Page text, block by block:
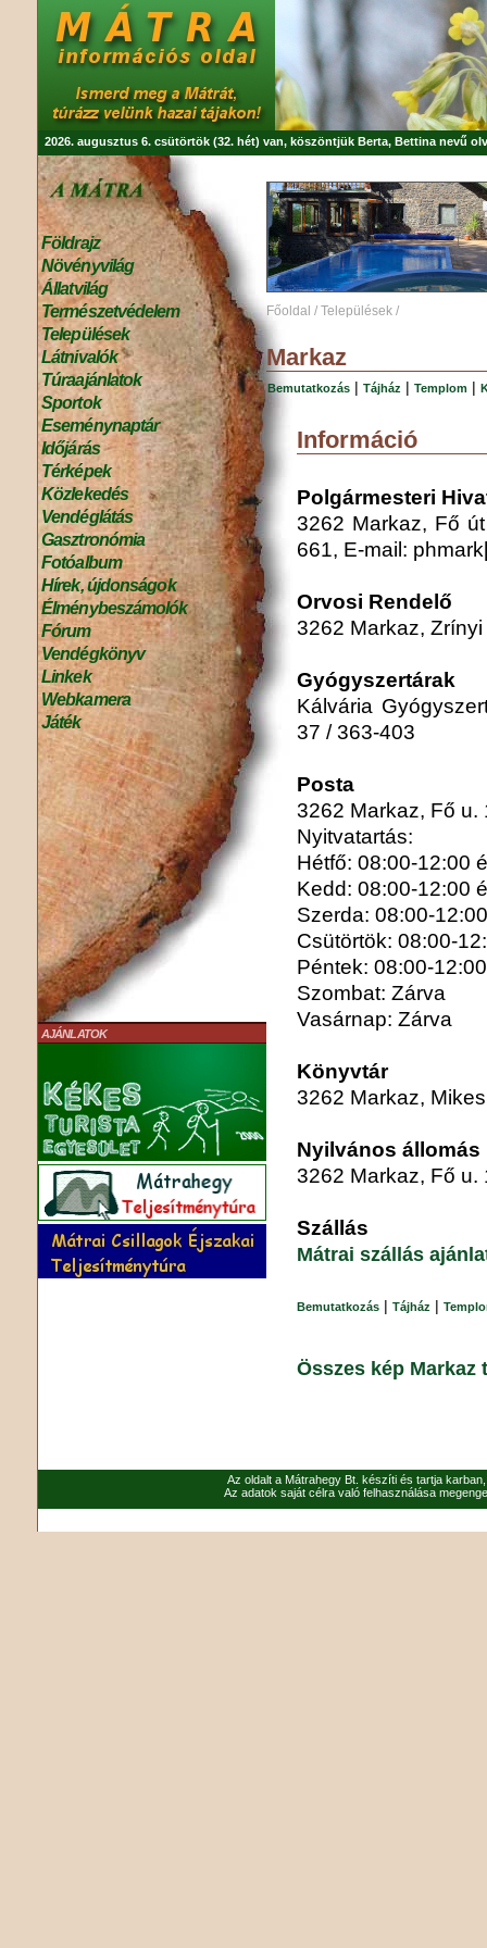
2026. augusztus 6. csütörtök (32. hét) van, köszöntjük Berta, Bettina nevű
Földrajz
Növényvilág
Állatvilág
Természetvédelem
Települések
Látnivalók
Túraajánlatok
Sportok
Eseménynaptár
Időjárás
Térképek
Közlekedés
Vendéglátás
Gasztronómia
Fotóalbum
Hírek, újdonságok
Élménybeszámolók
Fórum
Vendégkönyv
Linkek
Webkamera
Játék
AJÁNLATOK
Főoldal / Települések /
Markaz
Bemutatkozás | Tájház | Templom |
Információ
Polgármesteri
3262 Markaz, Fő
661, E-mail:
Orvosi Rendelő
3262 Markaz,
Gyógyszertárak
Kálvária
37 / 363-403
Posta
3262 Markaz, Fő u.
Nyitvatartás:
Hétfő: 08:00-12:00
Kedd: 08:00-12:00
Szerda: 08:00-
Csütörtök: 08:00-
Péntek: 08:00-
Szombat: Zárva
Vasárnap: Zárva
Könyvtár
3262 Markaz,
Nyilvános állomás
3262 Markaz, Fő u.
Szállás
Mátrai szállás
Bemutatkozás | Tájház |
Összes kép
Az oldalt a Mátrahegy Bt. készíti és tartja
Az adatok saját célra való felhasználása